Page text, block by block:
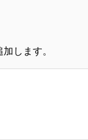
します。